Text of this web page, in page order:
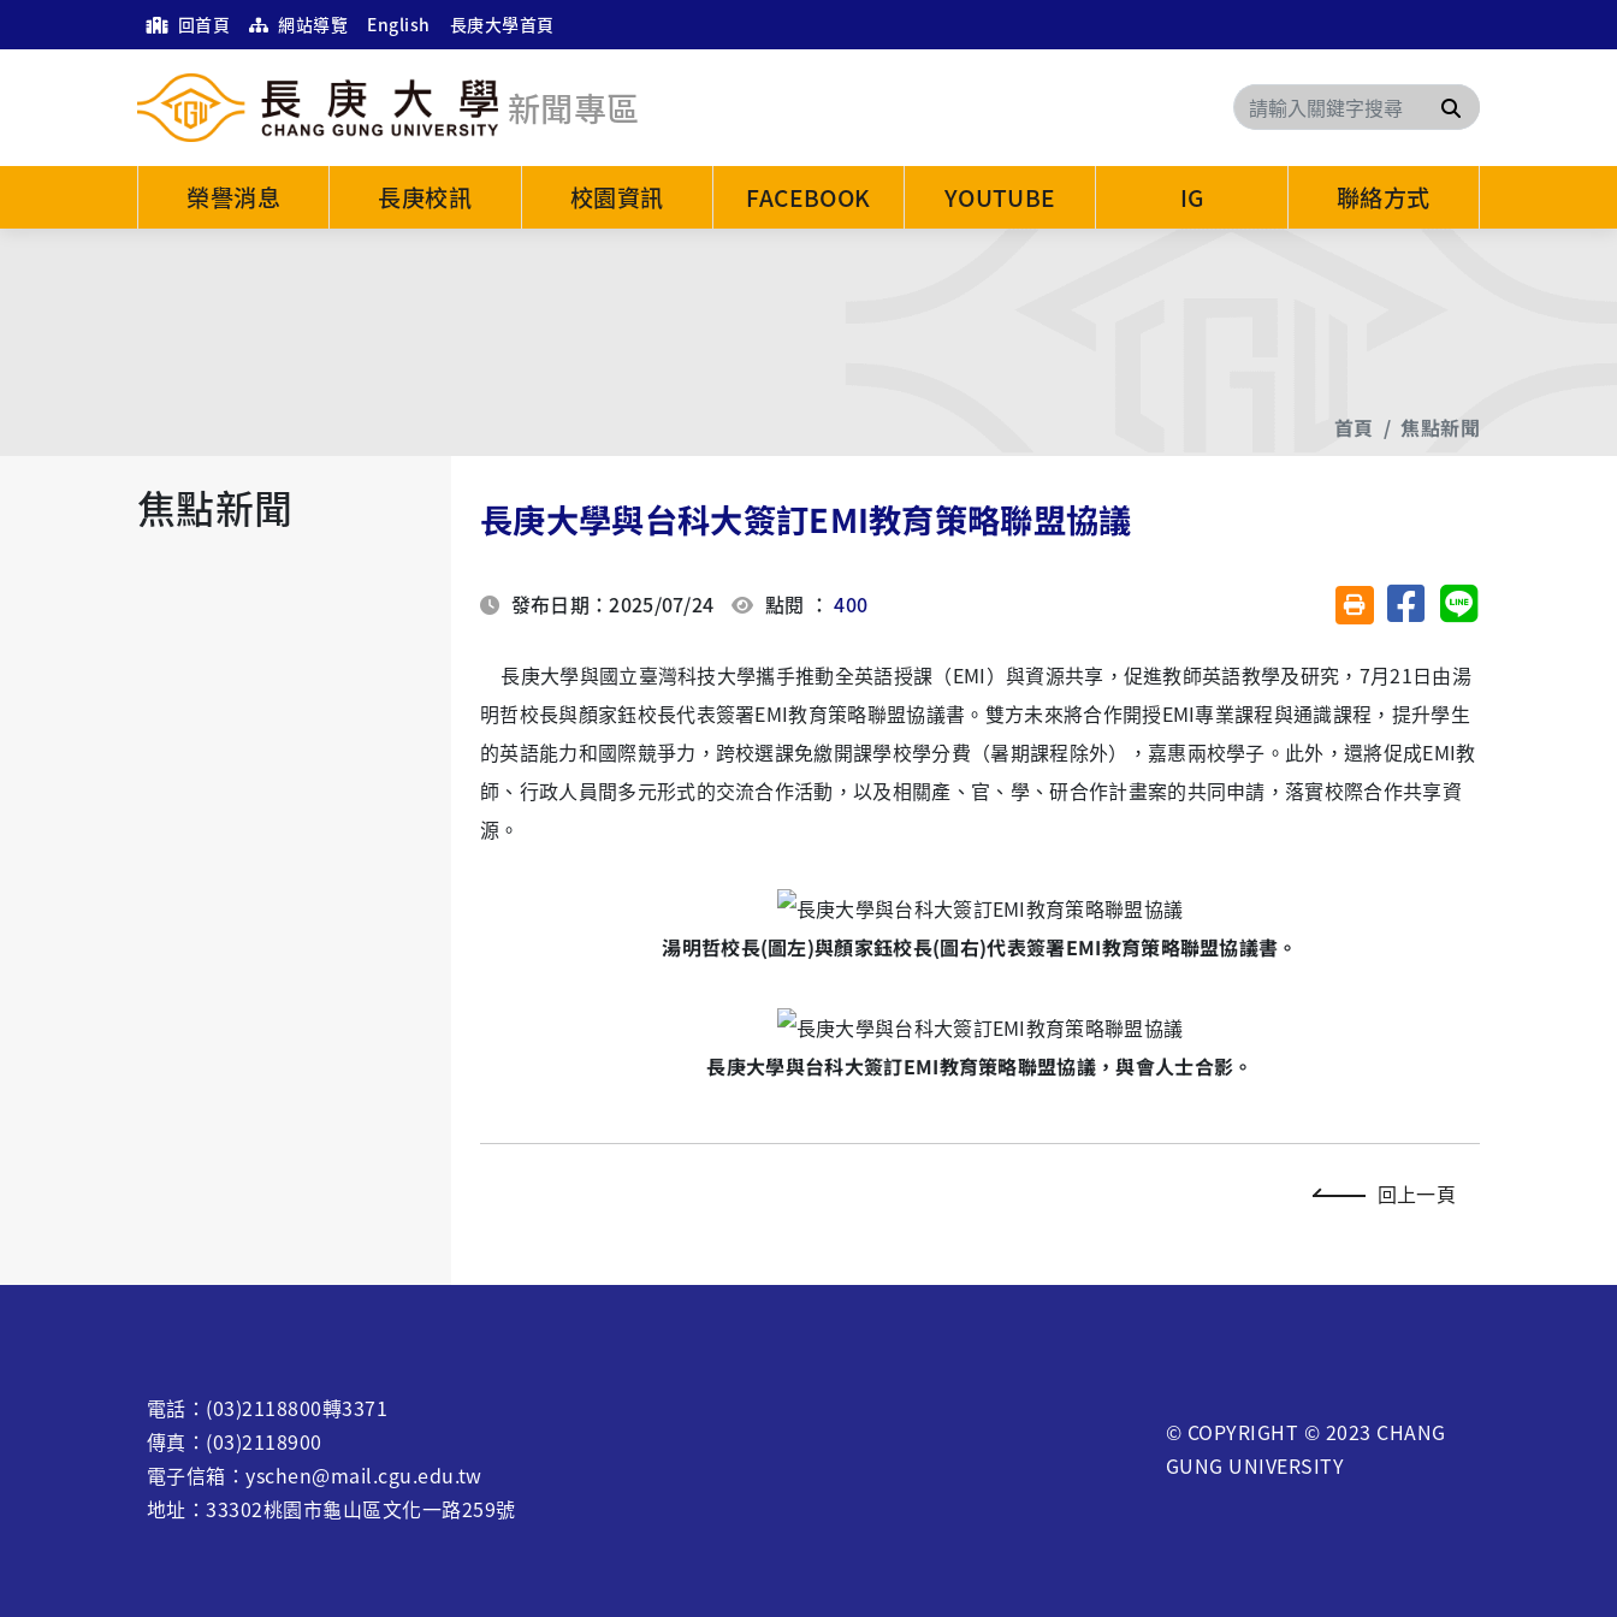
回首頁 網站導覽 English 長庚大學首頁
新聞專區 搜尋
榮譽消息 長庚校訊 校園資訊 FACEBOOK YOUTUBE IG 聯絡方式
首頁 焦點新聞
焦點新聞 長庚大學與台科大簽訂EMI教育策略聯盟協議
發布日期：2025/07/24 點閱 ：400 友善列印(另開視窗)
分享至臉書分享至 Line
長庚大學與國立臺灣科技大學攜手推動全英語授課（EMI）與資源共享，促進教師英語教學及研究，7月21日由湯
明哲校長與顏家鈺校長代表簽署EMI教育策略聯盟協議書。雙方未來將合作開授EMI專業課程與通識課程，提升學生
的英語能力和國際競爭力，跨校選課免繳開課學校學分費（暑期課程除外），嘉惠兩校學子。此外，還將促成EMI教
師、行政人員間多元形式的交流合作活動，以及相關產、官、學、研合作計畫案的共同申請，落實校際合作共享資
源。
湯明哲校長(圖左)與顏家鈺校長(圖右)代表簽署EMI教育策略聯盟協議書。
長庚大學與台科大簽訂EMI教育策略聯盟協議，與會人士合影。
回上一頁
電話：(03)2118800轉3371
傳真：(03)2118900
電子信箱：yschen@mail.cgu.edu.tw
地址：33302桃園市龜山區文化一路259號
© COPYRIGHT © 2023 CHANG
GUNG UNIVERSITY